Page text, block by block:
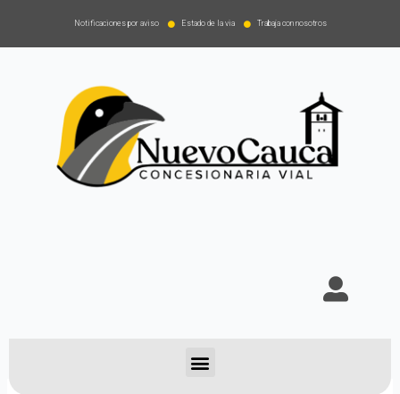
Notificaciones por aviso Estado de la via Trabaja con nosotros